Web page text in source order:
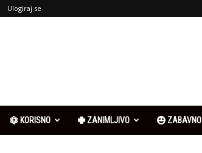
Ulogiraj se
KORISNO ZANIMLJIVO ZABAVNO